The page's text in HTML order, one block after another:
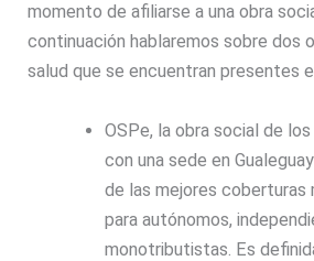
momento de afiliarse a una obra
continuación hablaremos sobre dos
salud que se encuentran presentes
OSPe, la obra social de
con una sede en
de las mejores coberturas
para autónomos,
monotributistas. Es